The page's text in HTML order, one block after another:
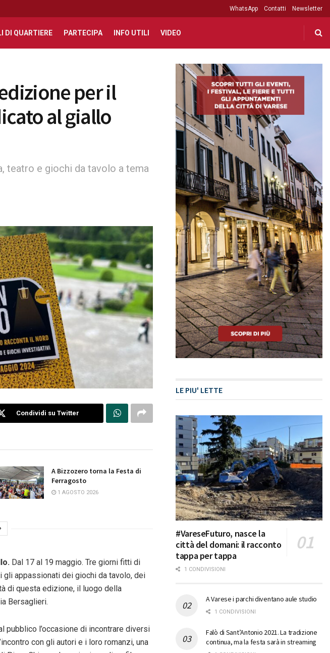
WhatsApp Contatti Newsletter
DI QUARTIERE PARTECIPA INFO UTILI VIDEO
per il
al giallo
teatro e giochi da tavolo a tema
Condividi su Twitter
A Bizzozero torna la Festa di
Ferragosto
1 AGOSTO 2026
Dal 17 al 19 maggio. Tre giorni fitti di
gli appassionati dei giochi da tavolo, dei
di questa edizione, il luogo della
Bersaglieri.
pubblico l’occasione di incontrare diversi
con gli autori e i loro romanzi, una
LE PIU' LETTE
#VareseFuturo, nasce la
città del domani: il racconto
tappa per tappa
1 CONDIVISIONI
A Varese i parchi diventano aule studio
1 CONDIVISIONI
Falò di Sant’Antonio 2021. La tradizione
continua, ma la festa sarà in streaming